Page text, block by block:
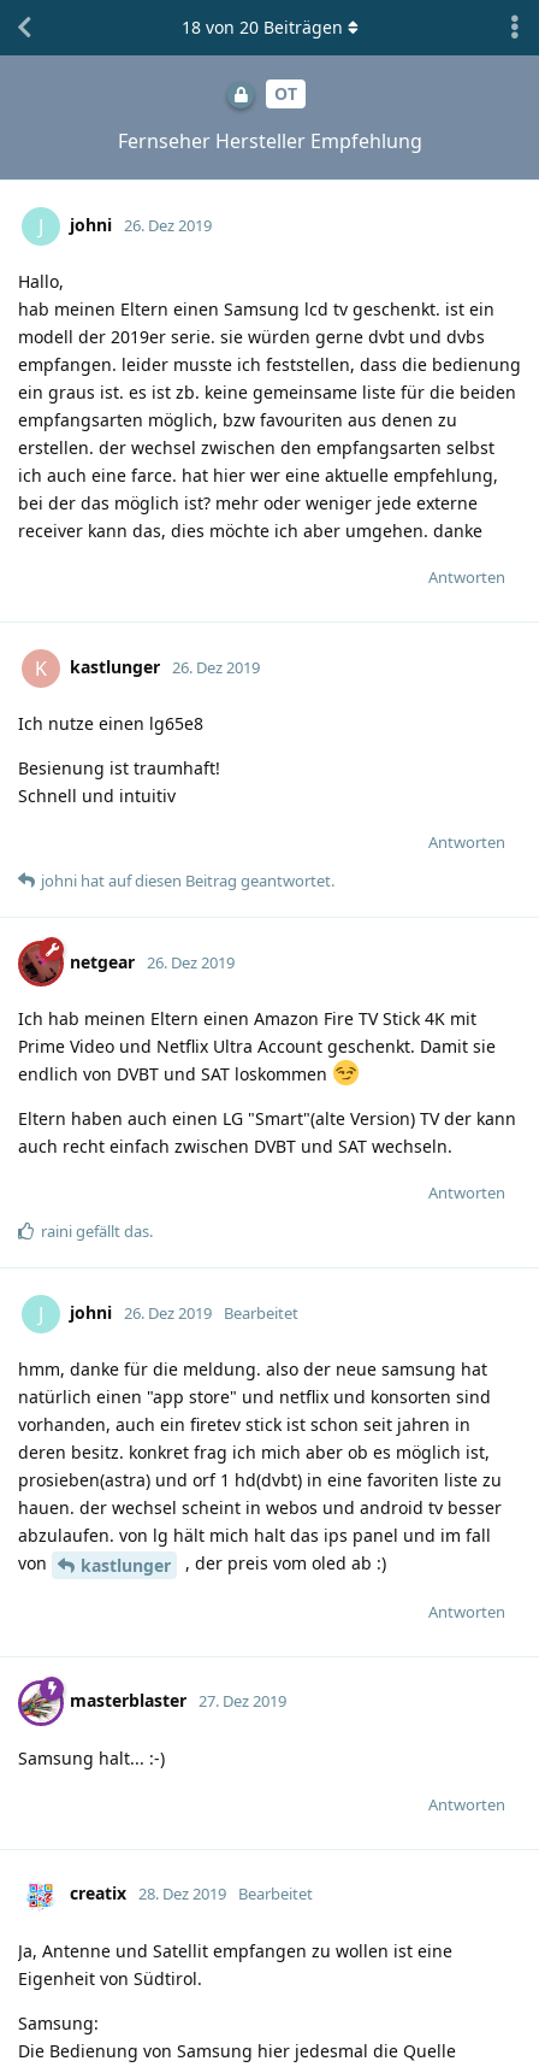
OT
Fernseher Hersteller Empfehlung
18von 20Beiträgen
J johni 26. Dez 2019
Hallo,
hab meinen Eltern einen Samsung lcd tv geschenkt. ist ein
modell der 2019er serie. sie würden gerne dvbt und dvbs
empfangen. leider musste ich feststellen, dass die bedienung
ein graus ist. es ist zb. keine gemeinsame liste für die beiden
empfangsarten möglich, bzw favouriten aus denen zu
erstellen. der wechsel zwischen den empfangsarten selbst
ich auch eine farce. hat hier wer eine aktuelle empfehlung,
bei der das möglich ist? mehr oder weniger jede externe
receiver kann das, dies möchte ich aber umgehen. danke
Antworten
K kastlunger 26. Dez 2019
Ich nutze einen lg65e8
Besienung ist traumhaft!
Schnell und intuitiv
Antworten
johni hatauf diesen Beitrag geantwortet.
netgear 26. Dez 2019
Ich hab meinen Eltern einen Amazon Fire TV Stick 4K mit
Prime Video und Netflix Ultra Account geschenkt. Damit sie
endlich von DVBT und SAT loskommen
Eltern haben auch einen LG "Smart"(alte Version) TV der kann
auch recht einfach zwischen DVBT und SAT wechseln.
Antworten
rainigefällt das.
J johni 26. Dez 2019 Bearbeitet
hmm, danke für die meldung. also der neue samsung hat
natürlich einen "app store" und netflix und konsorten sind
vorhanden, auch ein firetev stick ist schon seit jahren in
deren besitz. konkret frag ich mich aber ob es möglich ist,
prosieben(astra) und orf 1 hd(dvbt) in eine favoriten liste zu
hauen. der wechsel scheint in webos und android tv besser
abzulaufen. von lg hält mich halt das ips panel und im fall
von
kastlunger , der preis vom oled ab :)
Antworten
masterblaster 27. Dez 2019
Samsung halt... :-)
Antworten
creatix 28. Dez 2019 Bearbeitet
Ja, Antenne und Satellit empfangen zu wollen ist eine
Eigenheit von Südtirol.
Samsung:
Die Bedienung von Samsung hier jedesmal die Quelle